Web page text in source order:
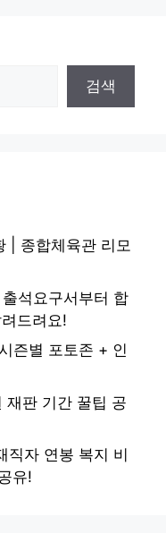
검색
| 종합체육관 리모
석요구서부터 합
드려요!
즌별 포토존 + 인
재판 기간 꿀팁 공
직자 연봉 복지 비
유!